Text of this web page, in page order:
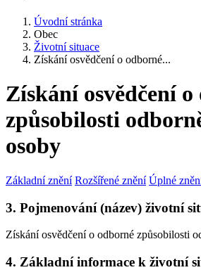
Úvodní stránka
Obec
Životní situace
Získání osvědčení o odborné...
Získání osvědčení
způsobilosti
osoby
Základní znění Rozšířené znění Úplné
3. Pojmenování (název) životní
Získání osvědčení o odborné způsobilosti
4. Základní informace k životní